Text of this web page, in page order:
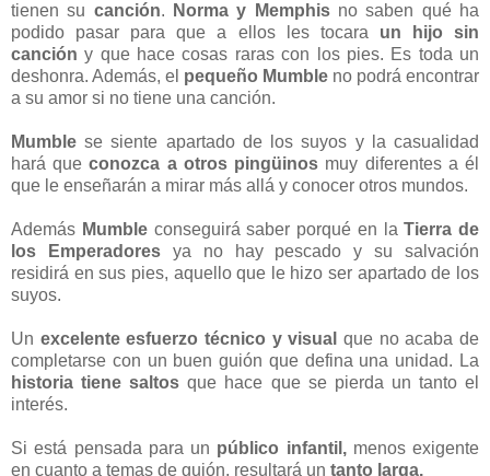
tienen su canción. Norma y Memphisno saben qué ha
podido pasar para que a ellos les tocara un hijo sin
canción y que hace cosas raras con los pies. Es toda un
deshonra. Además, el pequeño Mumble no podrá encontrar
a su amor si no tiene una canción.
Mumble se siente apartado de los suyos y la casualidad
hará queconozca a otros pingüinos muy diferentes a él
que le enseñarán a mirar más allá y conocer otros mundos.
Además Mumbleconseguirá saber porqué en laTierra de
los Emperadoresya no hay pescado y su salvación
residirá en sus pies, aquello que le hizo ser apartado de los
suyos.
Un excelente esfuerzo técnico y visual que no acaba de
completarse con un buen guión que defina una unidad. La
historia tiene saltos que hace que se pierda un tanto el
interés.
Si está pensada para un público infantil,menos exigente
en cuanto a temas de guión, resultará un tanto larga.